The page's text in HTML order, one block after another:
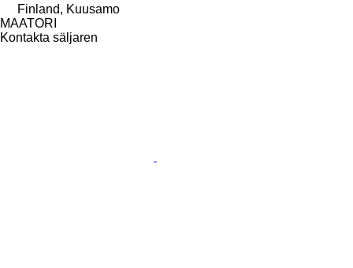
Finland, Kuusamo
MAATORI
Kontakta säljaren